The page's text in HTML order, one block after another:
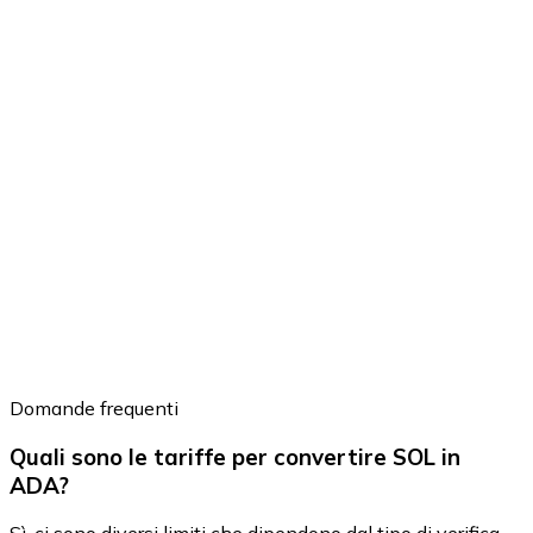
Domande frequenti
Quali sono le tariffe per convertire SOL in
ADA?